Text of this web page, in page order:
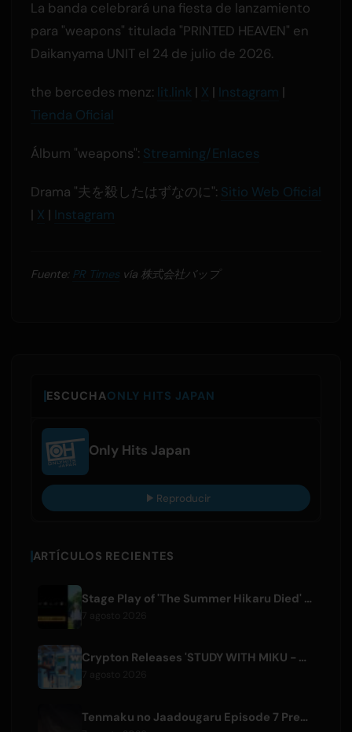
La banda celebrará una fiesta de lanzamiento
para "weapons" titulada "PRINTED HEAVEN" en
Daikanyama UNIT el 24 de julio de 2026.
the bercedes menz: lit.link | X | Instagram |
Tienda Oficial
Álbum "weapons": Streaming/Enlaces
Drama "夫を殺したはずなのに": Sitio Web Oficial
| X | Instagram
Fuente: PR Timesvía 株式会社バップ
ESCUCHAONLY HITS JAPAN
Only Hits Japan
Reproducir
ARTÍCULOS RECIENTES
Stage Play of 'The Summer Hikaru Died' Streams Globally for Free on ABEMA
Crypton Releases 'STUDY WITH MIKU - part6 -' Instrumental BGM Video
Tenmaku no Jaadougaru Episode 7 Preview Released